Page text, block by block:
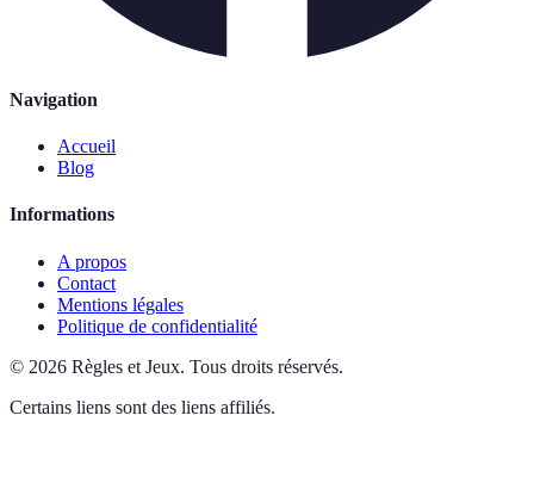
Navigation
Accueil
Blog
Informations
A propos
Contact
Mentions légales
Politique de confidentialité
© 2026 Règles et Jeux. Tous droits réservés.
Certains liens sont des liens affiliés.